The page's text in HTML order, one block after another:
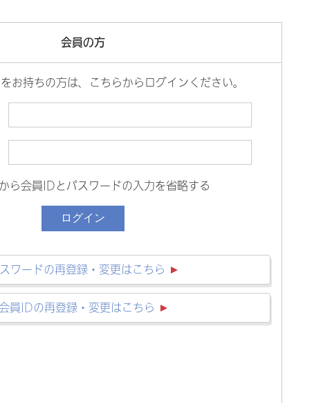
会員の方
お持ちの方は、こちらからログインください。
ら会員IDとパスワードの入力を省略する
ワードの再登録・変更はこちら
員IDの再登録・変更はこちら